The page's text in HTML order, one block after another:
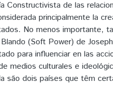
Constructivista de las
principalmente la
No menos importante,
(Soft Power) de
para influenciar en las
medios culturales e
são dois países que têm